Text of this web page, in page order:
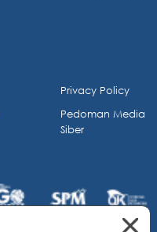
Privacy Policy
Pedoman Media
Siber